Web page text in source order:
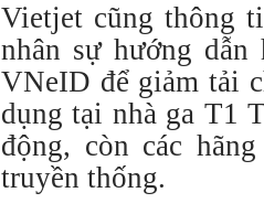
Vietjet cũng thông
nhân sự hướng dẫn
VNeID để giảm tải
dụng tại nhà ga T1
động, còn các
truyền thống.